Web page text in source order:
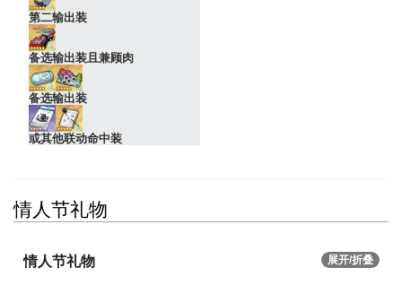
第二输出装
备选输出装且兼顾肉
备选输出装
或其他联动命中装
情人节礼物
情人节礼物 展开/折叠